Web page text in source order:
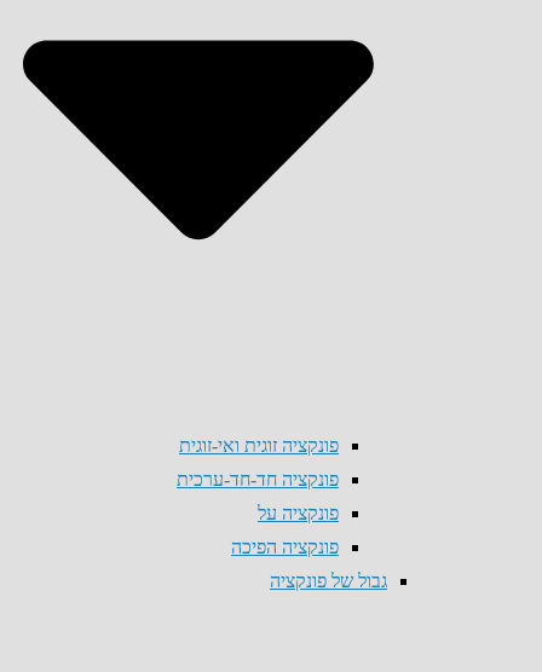
פונקציה זוגית ואי-זוגית
פונקציה חד-חד-ערכית
פונקציה על
פונקציה הפיכה
גבול של פונקציה